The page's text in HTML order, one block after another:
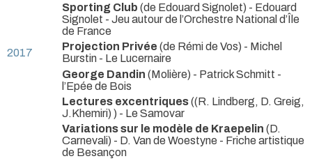
Sporting Club (de Edouard Signolet) - Edouard
Signolet - Jeu autour de l’Orchestre National d’Île
de France
2017
Projection Privée (de Rémi de Vos) - Michel
Burstin - Le Lucernaire
George Dandin (Molière) - Patrick Schmitt -
l’Epée de Bois
Lectures excentriques((R. Lindberg, D. Greig,
J.Khemiri) ) - Le Samovar
Variations sur le modèle de Kraepelin (D.
Carnevali) - D. Van de Woestyne - Friche artistique
de Besançon